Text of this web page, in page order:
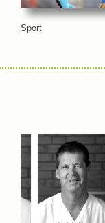
Sport